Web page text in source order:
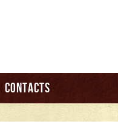
Contacts